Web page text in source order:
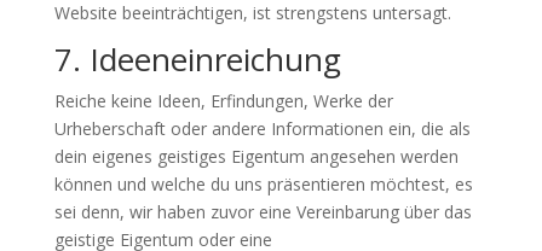
Website beeinträchtigen, ist strengstens untersagt.
7. Ideeneinreichung
Reiche keine Ideen, Erfindungen, Werke der
Urheberschaft oder andere Informationen ein, die als
dein eigenes geistiges Eigentum angesehen werden
können und welche du uns präsentieren möchtest, es
sei denn, wir haben zuvor eine Vereinbarung über das
geistige Eigentum oder eine